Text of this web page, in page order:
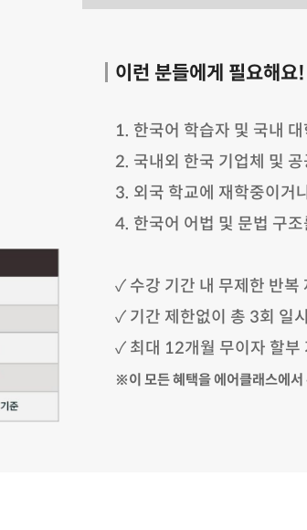
이런 분들에게 필요해요!
1. 한국어 학습자 및 국내
2. 국내외 한국 기업체 및
3. 외국 학교에 재학중이거
4. 한국어 어법 및 문법 구
✓ 수강 기간 내 무제한 반복
✓ 기간 제한없이 총 3회 일
✓ 최대 12개월 무이자 할부
※이 모든 혜택을 에어클래스에